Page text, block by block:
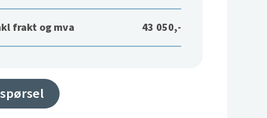
frakt og mva 43 050,-